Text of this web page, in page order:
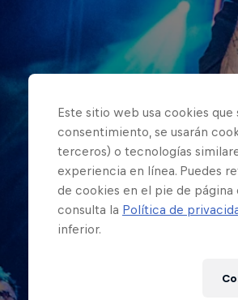
Este sitio web usa cookies
consentimiento, se usarán
terceros) o tecnologías
experiencia en línea. Puedes
de cookies en el pie de página
consulta la Política de
inferior.